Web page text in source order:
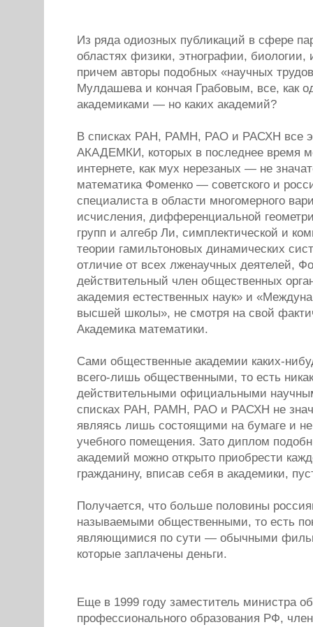
Из ряда одиозных публикаций в сфере
областях физики, этнографии, биологии,
причем авторы подобных «научных
Мулдашева и кончая Грабовым, все, как
академиками — но каких академий?
В списках РАН, РАМН, РАО и РАСХН
АКАДЕМКИ, которых в последнее время
интернете, как мух нерезаных — не
математика Фоменко — советского и
специалиста в области многомерного
исчисления, дифференциальной
групп и алгебр Ли, симплектической и
теории гамильтоновых динамических
отличие от всех лженаучных деятелей,
действительный член общественных
академия естественных наук» и
высшей школы», не смотря на свой
Академика математики.
Сами общественные академии каких-
всего-лишь общественными, то есть
действительными официальными
списках РАН, РАМН, РАО и РАСХН не
являясь лишь состоящими на бумаге и
учебного помещения. Зато диплом
академий можно открыто приобрести
гражданину, вписав себя в академики,
Получается, что больше половины
называемыми общественными, то есть
являющимися по сути — обычными
которые заплачены деньги.
Еще в 1999 году заместитель министра
профессионального образования РФ,